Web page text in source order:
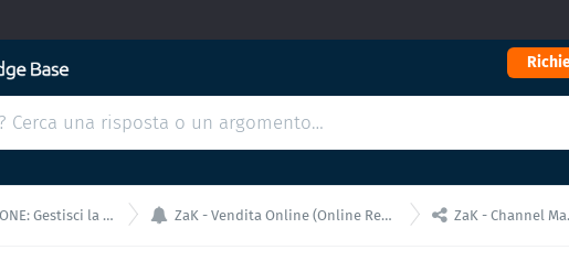
struttura da un'unica interfaccia!  ZaK - Vendita Online (Online Reception, Mini Sito e Channel Manager)  ZaK - Channel Manager (OTA e Metasearch)